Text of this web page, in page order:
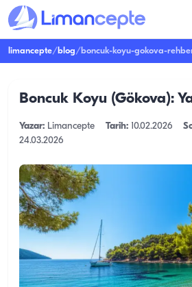
limancepte/blog/boncuk-koyu-gokova-
Boncuk Koyu (Gökova):
Yazar: Limancepte Tarih: 10.02.2026
24.03.2026